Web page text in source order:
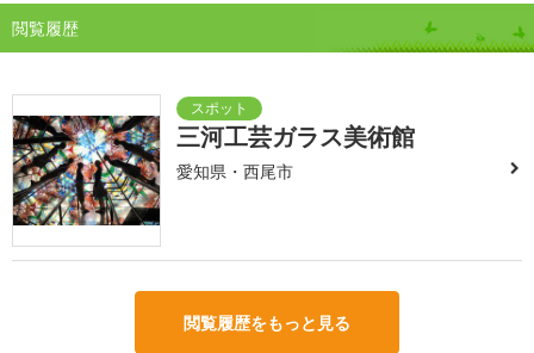
閲覧履歴
三河工芸ガラス美術館
愛知県・西尾市
閲覧履歴をもっと見る